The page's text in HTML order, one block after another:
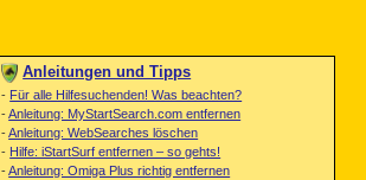
Anleitungen und Tipps
- Für alle Hilfesuchenden! Was beachten?
-Anleitung: MyStartSearch.com entfernen
-Anleitung: WebSearches löschen
- Hilfe: iStartSurf entfernen – so gehts!
-Anleitung: Omiga Plus richtig entfernen